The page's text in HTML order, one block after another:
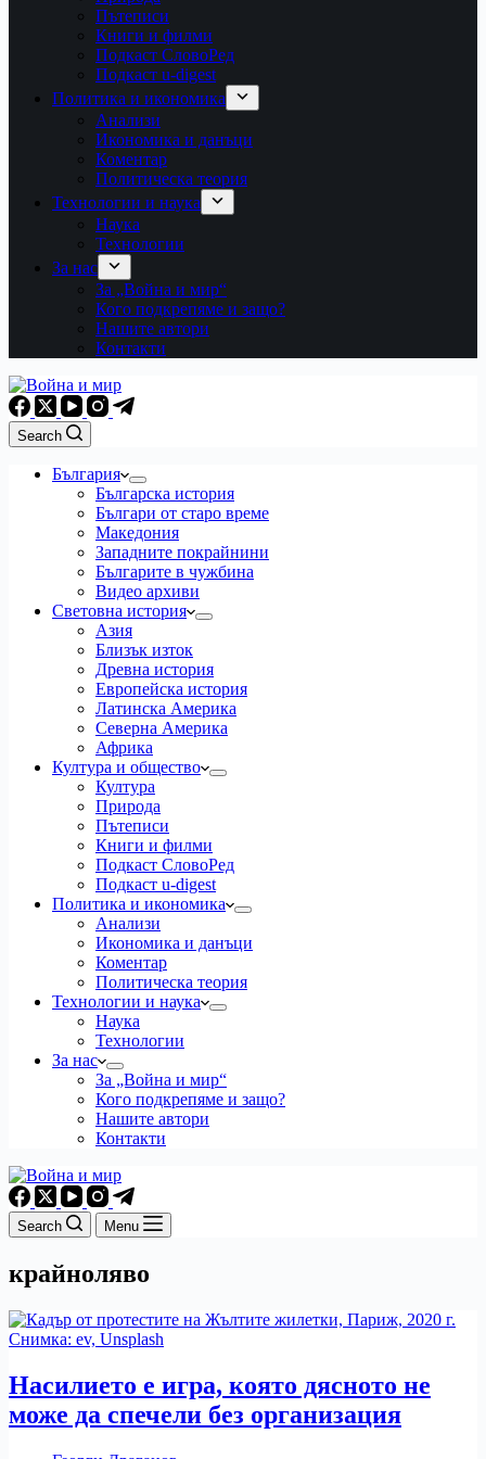
Пътеписи
Книги и филми
Подкаст СловоРед
Подкаст u-digest
Политика и икономика
Анализи
Икономика и данъци
Коментар
Политическа теория
Технологии и наука
Наука
Технологии
За нас
За „Война и мир“
Кого подкрепяме и защо?
Нашите автори
Контакти
Search
България
Българска история
Българи от старо време
Македония
Западните покрайнини
Българите в чужбина
Видео архиви
Световна история
Азия
Близък изток
Древна история
Европейска история
Латинска Америка
Северна Америка
Африка
Култура и общество
Култура
Природа
Пътеписи
Книги и филми
Подкаст СловоРед
Подкаст u-digest
Политика и икономика
Анализи
Икономика и данъци
Коментар
Политическа теория
Технологии и наука
Наука
Технологии
За нас
За „Война и мир“
Кого подкрепяме и защо?
Нашите автори
Контакти
Search Menu
крайноляво
Насилието е игра, която дясното не
може да спечели без организация